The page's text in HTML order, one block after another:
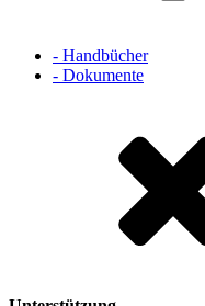
- Handbücher
- Dokumente